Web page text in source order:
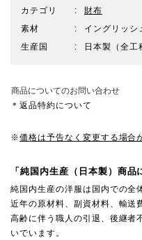
カテゴリ
財布
素材
イングリッシ
生産国
日本製（全工
商品についてのお問い合わせ
＊返品特約について
※価格は予告なく変更する場合
「純国内生産（日本製）商品
純国内生産の洋服は国内での全
近年の原材料、副資材料、輸送
高齢に伴う職人の引退、後継者
いでいます。